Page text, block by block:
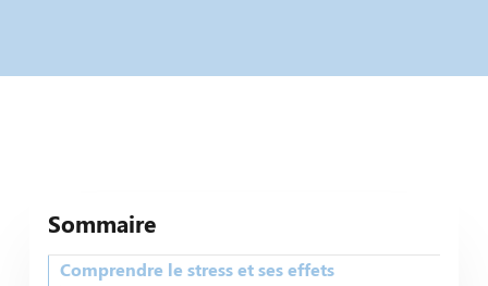
Sommaire
Comprendre le stress et ses effets